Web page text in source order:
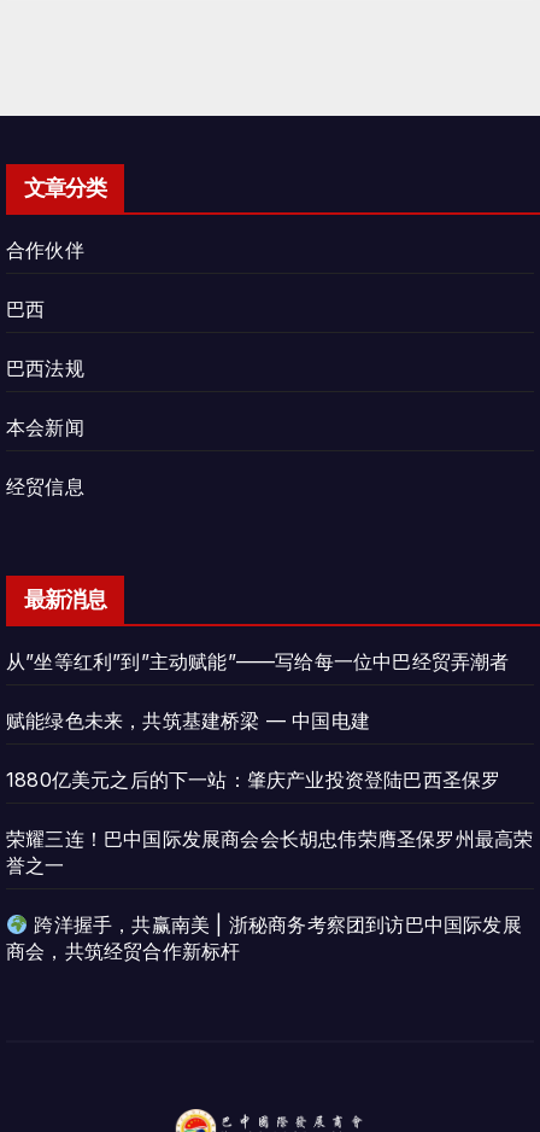
文章分类
合作伙伴
巴西
巴西法规
本会新闻
经贸信息
最新消息
从”坐等红利”到”主动赋能”——写给每一位中巴经贸弄潮者
赋能绿色未来，共筑基建桥梁 — 中国电建
1880亿美元之后的下一站：肇庆产业投资登陆巴西圣保罗
荣耀三连！巴中国际发展商会会长胡忠伟荣膺圣保罗州最高荣
誉之一
跨洋握手，共赢南美 | 浙秘商务考察团到访巴中国际发展
商会，共筑经贸合作新标杆